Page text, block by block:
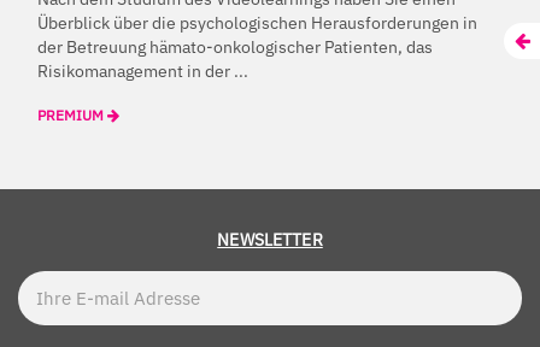
Überblick über die psychologischen Herausforderungen in
der Betreuung hämato-onkologischer Patienten, das
Risikomanagement in der ...
PREMIUM
NEWSLETTER